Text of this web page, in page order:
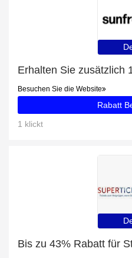
Besuchen Sie die Website
Rabatt
1 klickt